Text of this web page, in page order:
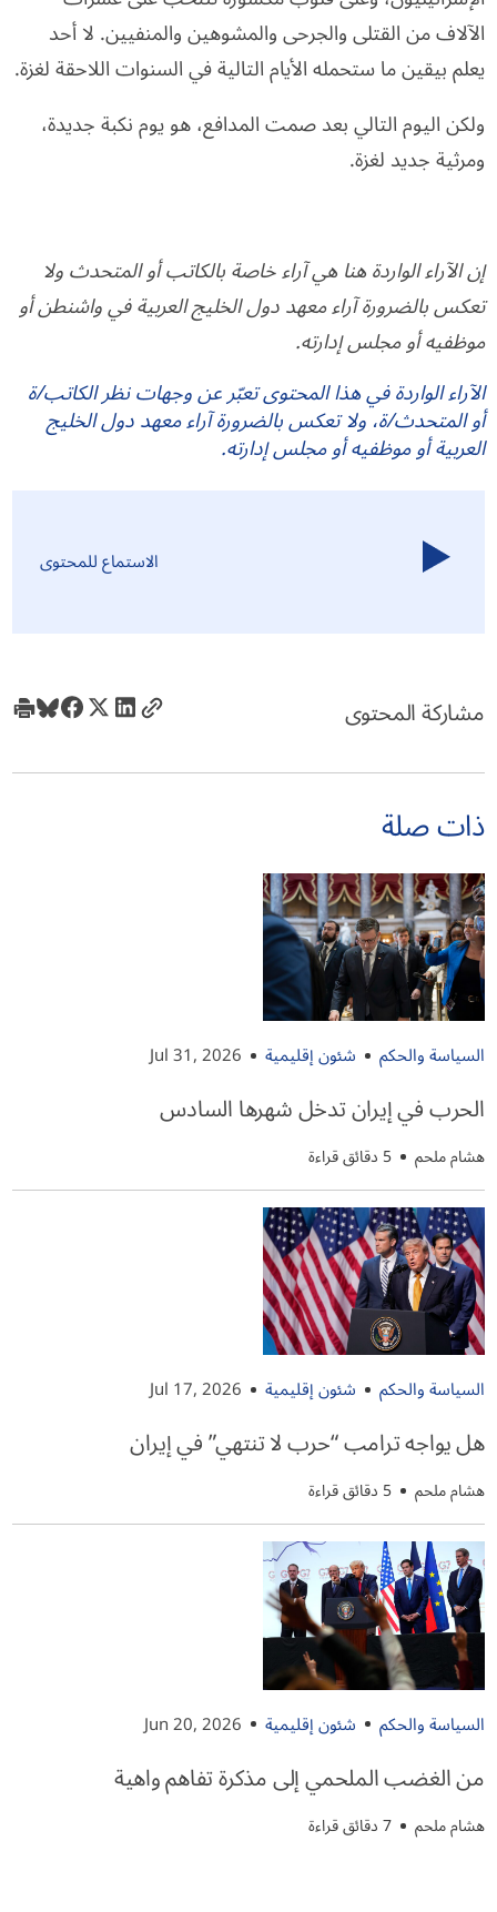
الآلاف من القتلى والجرحى والمشوهين والمنفيين. لا أحد
يعلم بيقين ما ستحمله الأيام التالية في السنوات اللاحقة لغزة.
ولكن اليوم التالي بعد صمت المدافع، هو يوم نكبة جديدة،
ومرثية جديد لغزة.
إن الآراء الواردة هنا هي آراء خاصة بالكاتب أو المتحدث ولا
تعكس بالضرورة آراء معهد دول الخليج العربية في واشنطن أو
موظفيه أو مجلس إدارته.
الآراء الواردة في هذا المحتوى تعبّر عن وجهات نظر الكاتب/ة
أو المتحدث/ة، ولا تعكس بالضرورة آراء معهد دول الخليج
العربية أو موظفيه أو مجلس إدارته.
الاستماع للمحتوى
مشاركة المحتوى
ذات صلة
السياسة والحكم شئون إقليمية Jul 31, 2026
الحرب في إيران تدخل شهرها السادس
هشام ملحم 5 دقائق قراءة
السياسة والحكم شئون إقليمية Jul 17, 2026
هل يواجه ترامب “حرب لا تنتهي” في إيران
هشام ملحم 5 دقائق قراءة
السياسة والحكم شئون إقليمية Jun 20, 2026
من الغضب الملحمي إلى مذكرة تفاهم واهية
هشام ملحم 7 دقائق قراءة